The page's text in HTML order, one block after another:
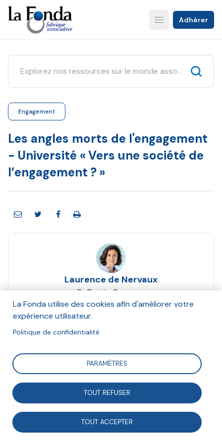
Aller
au
contenu
principal
Open main menu
Adhérer
Engagement
Les angles morts de l'engagement
- Université « Vers une société de
l’engagement ? »
Laurence de Nervaux
Et Destin Commun
Décembre 2024
Lors de l’Universite de prospective « Vers une société
de l’engagement ? », Laurence de Nervaux, directrice
de Destin Commun, a ensuite présenté les résultats de
l’étude menée pour la Fonda, qui souhaitait
comprendre le positionnement de deux catégories de
La Fonda utilise des cookies afin d'améliorer votre
expérience utilisateur.
Politique de confidentialité
PARAMÈTRES
TOUT REFUSER
TOUT ACCEPTER